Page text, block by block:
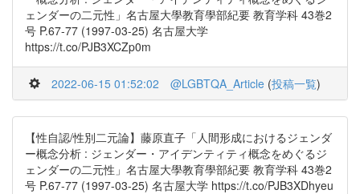
ェンダーの二元性」名古屋大學教育學部紀要 教育学科 43巻2
号 P.67-77 (1997-03-25) 名古屋大学
https://t.co/PJB3XCZp0m
2022-06-15 01:52:02 @LGBTQA_Article (投稿一覧)
【性自認/性別二元論】藤原直子「人間形成におけるジェンダ
ー概念分析 : ジェンダー・アイデンティティ概念をめぐるジ
ェンダーの二元性」名古屋大學教育學部紀要 教育学科 43巻2
号 P.67-77 (1997-03-25) 名古屋大学 https://t.co/PJB3XDhyeu